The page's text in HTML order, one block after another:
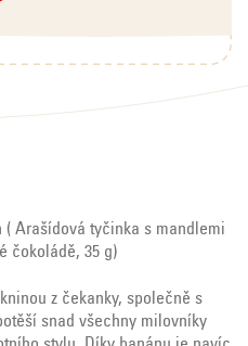
( Arašídová tyčinka s mandlemi
čokoládě, 35 g)
z čekanky, společně s
snad všechny milovníky